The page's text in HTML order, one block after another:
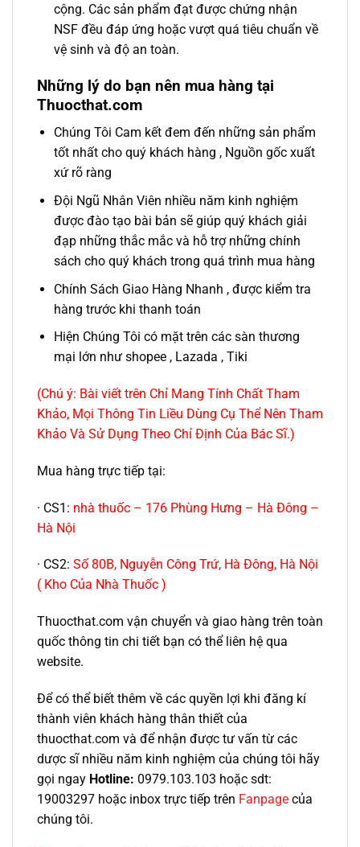
cộng. Các sản phẩm đạt được chứng nhận
NSF đều đáp ứng hoặc vượt quá tiêu chuẩn về
vệ sinh và độ an toàn.
Những lý do bạn nên mua hàng tại
Thuocthat.com
Chúng Tôi Cam kết đem đến những sản phẩm
tốt nhất cho quý khách hàng , Nguồn gốc xuất
xứ rõ ràng
Đội Ngũ Nhân Viên nhiều năm kinh nghiệm
được đào tạo bài bản sẽ giúp quý khách giải
đạp những thắc mắc và hỗ trợ những chính
sách cho quý khách trong quá trình mua hàng
Chính Sách Giao Hàng Nhanh , được kiểm tra
hàng trước khi thanh toán
Hiện Chúng Tôi có mặt trên các sàn thương
mại lớn như shopee , Lazada , Tiki
(Chú ý: Bài viết trên Chỉ Mang Tính Chất Tham
Khảo, Mọi Thông Tin Liều Dùng Cụ Thể Nên Tham
Khảo Và Sử Dụng Theo Chỉ Định Của Bác Sĩ.)
Mua hàng trực tiếp tại:
· CS1: nhà thuốc – 176 Phùng Hưng – Hà Đông –
Hà Nội
· CS2: Số 80B, Nguyễn Công Trứ, Hà Đông, Hà Nội
( Kho Của Nhà Thuốc )
Thuocthat.com vận chuyển và giao hàng trên toàn
quốc thông tin chi tiết bạn có thể liên hệ qua
website.
Để có thể biết thêm về các quyền lợi khi đăng kí
thành viên khách hàng thân thiết của
thuocthat.com và để nhận được tư vấn từ các
dược sĩ nhiều năm kinh nghiệm của chúng tôi hãy
gọi ngay Hotline: 0979.103.103 hoặc sdt:
19003297 hoặc inbox trực tiếp trên Fanpage của
chúng tôi.